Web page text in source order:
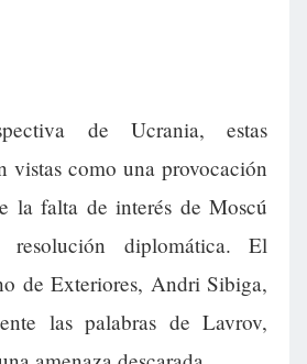
de Ucrania, estas
vistas como una provocación
la falta de interés de Moscú
diplomática. El
de Exteriores, Andri Sibiga,
las palabras de Lavrov,